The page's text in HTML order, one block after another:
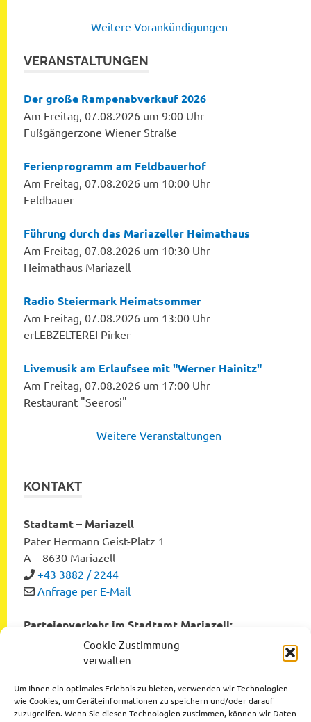
Cookie-Zustimmung
verwalten
Um Ihnen ein optimales Erlebnis zu bieten, verwenden wir Technologien
wie Cookies, um Geräteinformationen zu speichern und/oder darauf
zuzugreifen. Wenn Sie diesen Technologien zustimmen, können wir Daten
Weitere Vorankündigungen
VERANSTALTUNGEN
Der große Rampenabverkauf 2026
Am Freitag, 07.08.2026 um 9:00 Uhr
Fußgängerzone Wiener Straße
Ferienprogramm am Feldbauerhof
Am Freitag, 07.08.2026 um 10:00 Uhr
Feldbauer
Führung durch das Mariazeller Heimathaus
Am Freitag, 07.08.2026 um 10:30 Uhr
Heimathaus Mariazell
Radio Steiermark Heimatsommer
Am Freitag, 07.08.2026 um 13:00 Uhr
erLEBZELTEREI Pirker
Livemusik am Erlaufsee mit "Werner Hainitz"
Am Freitag, 07.08.2026 um 17:00 Uhr
Restaurant "Seerosi"
Weitere Veranstaltungen
KONTAKT
Stadtamt – Mariazell
Pater Hermann Geist-Platz 1
A – 8630 Mariazell
+43 3882 / 2244
Anfrage per E-Mail
Parteienverkehr im Stadtamt Mariazell:
Montag bis Freitag von 8:00 bis 12:00 Uhr
Dienstag und Donnerstag von 12:00 bis 16:00 Uhr